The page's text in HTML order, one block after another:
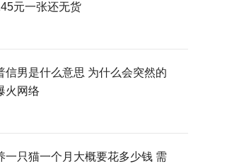
元一张还无货
信男是什么意思 为什么会突然的
火网络
一只猫一个月大概要花多少钱 需